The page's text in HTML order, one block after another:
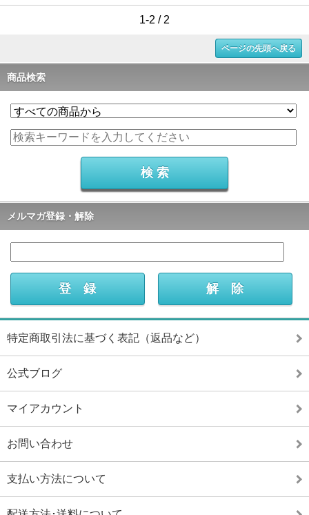
1-2 / 2
ページの先頭へ戻る
商品検索
メルマガ登録・解除
特定商取引法に基づく表記（返品など）
公式ブログ
マイアカウント
お問い合わせ
支払い方法について